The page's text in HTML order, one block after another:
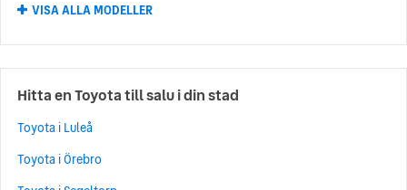
Toyota Aygo (632)
Toyota Prius (495)
Toyota Yaris Cross (354)
Toyota Verso (279)
Toyota bZ4X (262)
Toyota Corolla Cross
VISA ALLA MODELLER
Hitta en Toyota till salu i din stad
Toyota i Luleå
Toyota i Örebro